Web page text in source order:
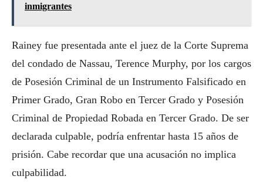
inmigrantes
Rainey fue presentada ante el juez de la Corte Suprema
del condado de Nassau, Terence Murphy, por los cargos
de Posesión Criminal de un Instrumento Falsificado en
Primer Grado, Gran Robo en Tercer Grado y Posesión
Criminal de Propiedad Robada en Tercer Grado. De ser
declarada culpable, podría enfrentar hasta 15 años de
prisión. Cabe recordar que una acusación no implica
culpabilidad.